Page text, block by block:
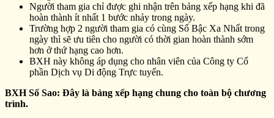
Người tham gia chỉ được ghi nhận trên bảng xếp hạng khi đã
hoàn thành ít nhất 1 bước nhảy trong ngày.
Trường hợp 2 người tham gia có cùng Số Bậc Xa Nhất trong
ngày thì sẽ ưu tiên cho người có thời gian hoàn thành sớm
hơn ở thứ hạng cao hơn.
BXH này không áp dụng cho nhân viên của Công ty Cổ
phần Dịch vụ Di động Trực tuyến.
BXH Số Sao: Đây là bảng xếp hạng chung cho toàn bộ chương
trình.